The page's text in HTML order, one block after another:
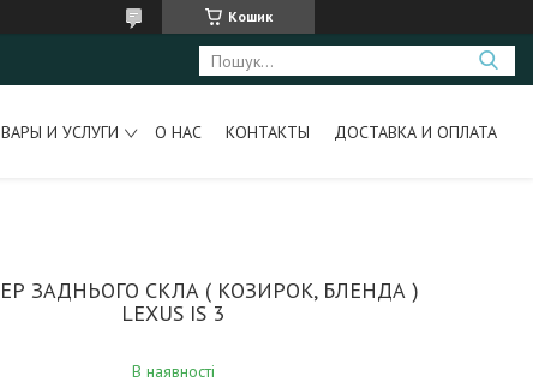
Кошик
И УСЛУГИ О НАС КОНТАКТЫ ДОСТАВКА И ОПЛАТА
ЗАДНЬОГО СКЛА ( КОЗИРОК, БЛЕНДА )
LEXUS IS 3
В наявності